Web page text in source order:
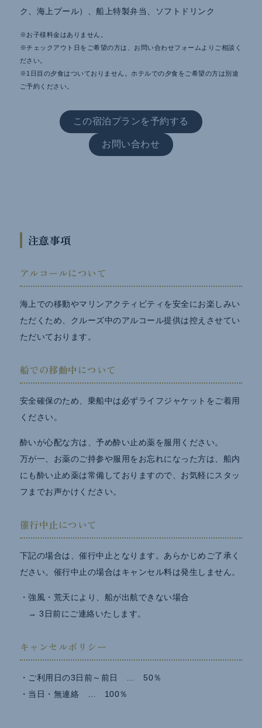
ク、海上プール）、船上特製弁当、ソフトドリンク
※お子様料金はありません。
※チェックアウト日をご希望の方は、お問い合わせフォームよりご相談く
ださい。
※1日目の夕食はついておりません。ホテルでの夕食をご希望の方は別途
ご予約ください。
この宿泊プランを予約する
お問い合わせ
注意事項
アルコールについて
海上での移動やマリンアクティビティを安全にお楽しみい
ただくため、クルーズ中のアルコール提供は控えさせてい
ただいております。
船での移動中について
安全確保のため、乗船中は必ずライフジャケットをご着用
ください。
酔いが心配な方は、予め酔い止め薬を服用ください。
万が一、お薬のご持参や服用をお忘れになった方は、船内
にも酔い止め薬は常備しておりますので、お気軽にスタッ
フまでお声かけください。
催行中止について
下記の場合は、催行中止となります。あらかじめご了承く
ださい。催行中止の場合はキャンセル料は発生しません。
・強風・荒天により、船が出航できない場合
→ 3日前にご連絡いたします。
キャンセルポリシー
・ご利用日の3日前～前日 … 50％
・当日・無連絡 … 100％